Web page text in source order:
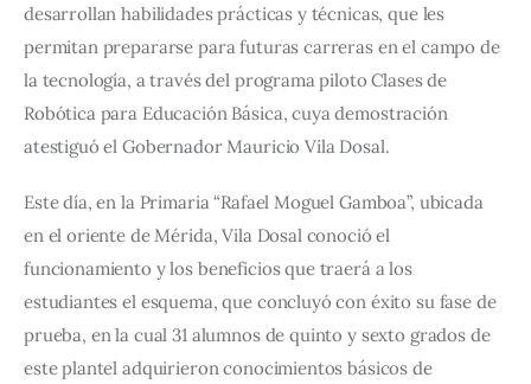
desarrollan habilidades prácticas y técnicas, que les
permitan prepararse para futuras carreras en el campo de
la tecnología, a través del programa piloto Clases de
Robótica para Educación Básica, cuya demostración
atestiguó el Gobernador Mauricio Vila Dosal.
Este día, en la Primaria “Rafael Moguel Gamboa”, ubicada
en el oriente de Mérida, Vila Dosal conoció el
funcionamiento y los beneficios que traerá a los
estudiantes el esquema, que concluyó con éxito su fase de
prueba, en la cual 31 alumnos de quinto y sexto grados de
este plantel adquirieron conocimientos básicos de